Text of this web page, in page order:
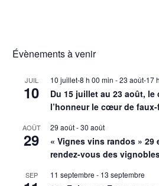
Évènements à venir
JUIL
10
10 juillet-8 h 00 min -23 août-17
Du 15 juillet au 23 août, le
l’honneur le cœur de
AOÛT
29
29 août-30 août
« Vignes vins randos » 29
rendez-vous des
SEP 11 septembre - 13 septembre